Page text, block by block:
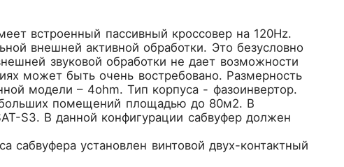
встроенный пассивный кроссовер на 120Hz.
внешней активной обработки. Это безусловно
звуковой обработки не дает возможности
может быть очень востребовано. Размерность
модели – 4ohm. Тип корпуса - фазоинвертор.
помещений площадью до 80м2. В
S3. В данной конфигурации сабвуфер должен
сабвуфера установлен винтовой двух-контактный